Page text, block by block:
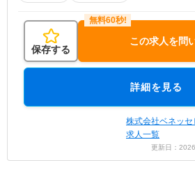
保存する
この求人を問
詳細を見る
株式会社ベネッ
求人一覧
更新日：